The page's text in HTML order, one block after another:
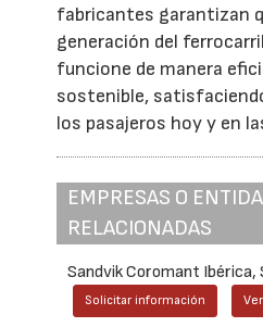
fabricantes garantizan
generación del
funcione de manera
sostenible,
los pasajeros hoy y en
EMPRESAS O
RELACIONADAS
Sandvik Coromant Ibérica,
Solicitar información